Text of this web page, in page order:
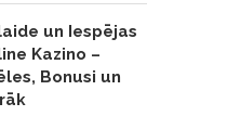
un Iespējas
Kazino –
Bonusi un